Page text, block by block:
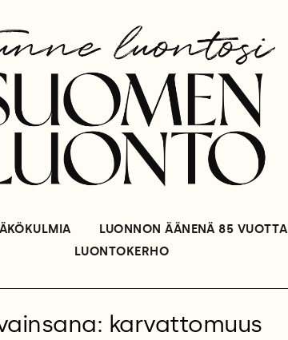
LUONNON ÄÄNENÄ 85 VUOTTA
LUONTOKERHO
karvattomuus